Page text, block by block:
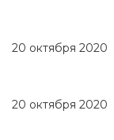
20 октября 2020
20 октября 2020